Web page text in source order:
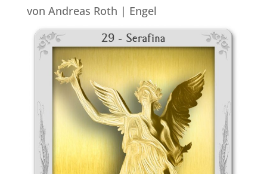
von Andreas Roth | Engel